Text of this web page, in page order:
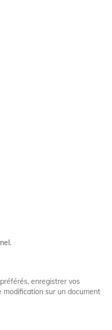
enregistrer vos
modification sur un document